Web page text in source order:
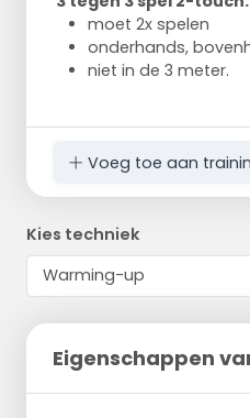
moet 2x spelen
onderhands,
niet in de 3 meter.
Voeg toe aan
Kies techniek
Eigenschappen